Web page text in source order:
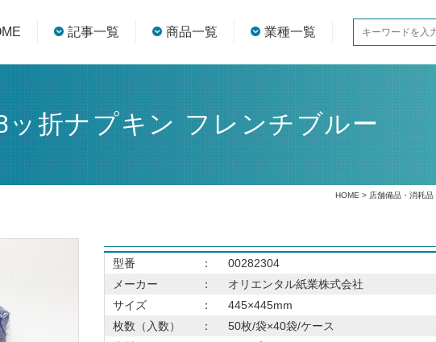
記事一覧 商品一覧 業種一覧
ッ折ナプキン フレンチブルー
HOME > 店舗備品・消耗品
型番 ：
00282304
メーカー
：
オリエンタル紙業株式会社
サイズ
：
445×445mm
枚数（入数）
：
50枚/袋×40袋/ケース